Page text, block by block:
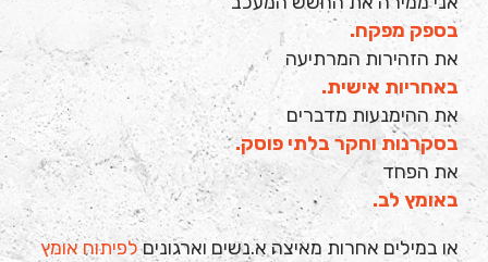
בספק מפקח.
את הזהירות המרתיעה
באחריות אישית.
את ההימנעות מדברים
בסקרנות וחקר בלתי פוסק.
את הפחד
באומץ לב.
או במילים אחרות מאיצה א.נשים וארגוניםלפיתוח אומץ